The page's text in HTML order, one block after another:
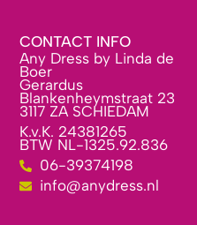
CONTACT INFO
Any Dress by Linda de
Boer
Gerardus
Blankenheymstraat 23
3117 ZA SCHIEDAM
K.v.K. 24381265
BTW NL-1325.92.836
06-39374198
info@anydress.nl